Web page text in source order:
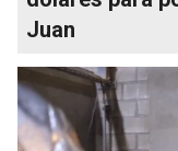
Juan